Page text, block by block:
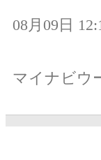
08月09日
マイナビウ